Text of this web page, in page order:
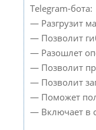
Telegram-бота:
— Разгрузит
— Позволит
— Разошлет
— Позволит
— Позволит
— Поможет
— Включает в